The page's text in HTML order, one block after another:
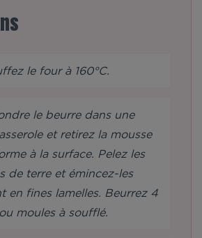
le four à 160°C.
le beurre dans une
et retirez la mousse
à la surface. Pelez les
de terre et émincez-les
en fines lamelles. Beurrez 4
moules à soufflé.